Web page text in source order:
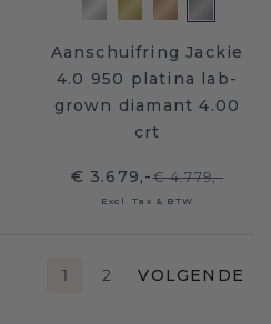
Aanschuifring Jackie
4.0 950 platina lab-
grown diamant 4.00
crt
€ 3.679,-€ 4.779,-
Excl. Tax & BTW
1 2 VOLGENDE